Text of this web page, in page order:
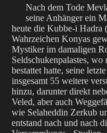
Nach dem Tode
seine Anhänger ein
heute die Kubbe-i Hadra
Wahrzeichen Konyas
Mystiker im damaligen
Seldschukenpalastes, wo
bestattet hatte, seine
insgesamt 55 weitere
hinzu, darunter direkt
Veled, aber auch
wie Selaheddin Zerkub
entstand nach und nach